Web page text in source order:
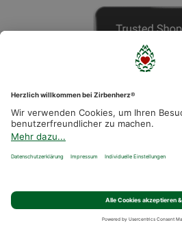
Zirbenbett Schlafsysteme Deshalb
Allgemeine Geschäftsbedingungen